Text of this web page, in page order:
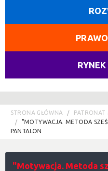
STRONA GŁÓWNA
PATRONAT
"MOTYWACJA. METODA
PANTALON
"Motywacja. Metoda